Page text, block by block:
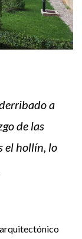
a
de las
el hollín, lo